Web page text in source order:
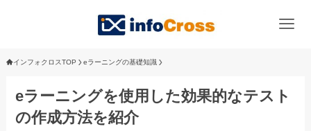
インフォクロスTOP eラーニングの基礎知識
eラーニングを使用した効果的なテスト
の作成方法を紹介